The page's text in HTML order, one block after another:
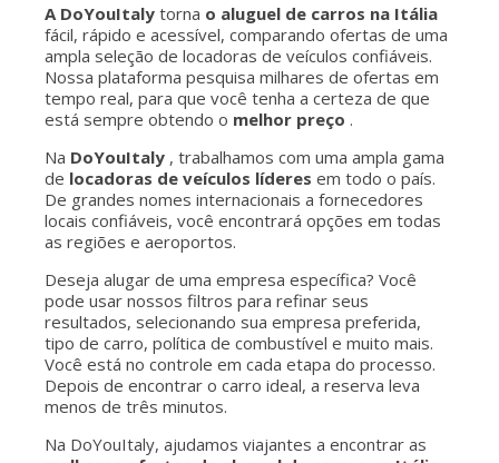
A DoYouItaly torna o aluguel de carros na Itália
fácil, rápido e acessível, comparando ofertas de uma
ampla seleção de locadoras de veículos confiáveis.
Nossa plataforma pesquisa milhares de ofertas em
tempo real, para que você tenha a certeza de que
está sempre obtendo o melhor preço .
Na DoYouItaly , trabalhamos com uma ampla gama
de locadoras de veículos líderes em todo o país.
De grandes nomes internacionais a fornecedores
locais confiáveis, você encontrará opções em todas
as regiões e aeroportos.
Deseja alugar de uma empresa específica? Você
pode usar nossos filtros para refinar seus
resultados, selecionando sua empresa preferida,
tipo de carro, política de combustível e muito mais.
Você está no controle em cada etapa do processo.
Depois de encontrar o carro ideal, a reserva leva
menos de três minutos.
Na DoYouItaly, ajudamos viajantes a encontrar as